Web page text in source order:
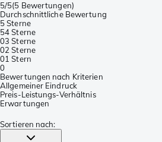
5/5(5 Bewertungen)
Durchschnittliche Bewertung
5 Sterne
54 Sterne
03 Sterne
02 Sterne
01 Stern
0
Bewertungen nach Kriterien
Allgemeiner Eindruck
Preis-Leistungs-Verhältnis
Erwartungen
Sortieren nach: